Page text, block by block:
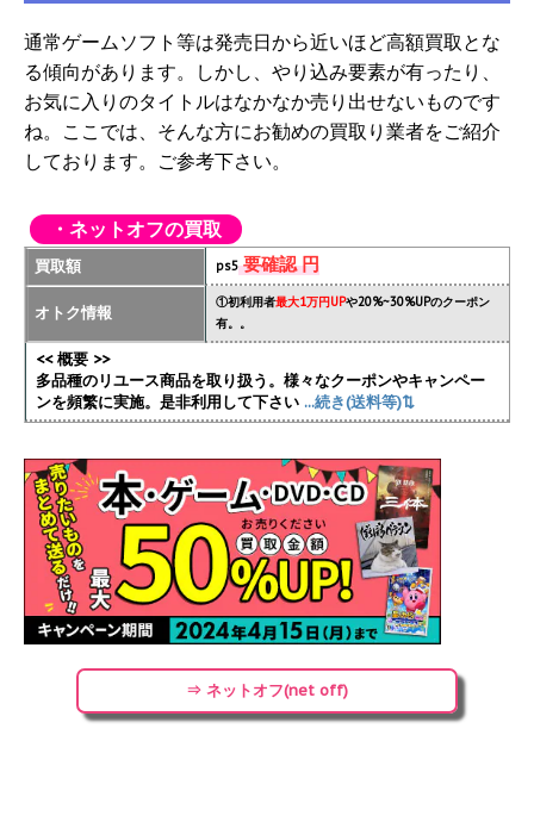
通常ゲームソフト等は発売日から近いほど高額買取とな
る傾向があります。しかし、やり込み要素が有ったり、
お気に入りのタイトルはなかなか売り出せないものです
ね。ここでは、そんな方にお勧めの買取り業者をご紹介
しております。ご参考下さい。
・ネットオフの買取
買取額 ps5要確認 円
オトク情報
①初利用者最大1万円UPや20%~30%UPのクーポン
有。。
<< 概要 >>
多品種のリユース商品を取り扱う。様々なクーポンやキャンペー
ンを頻繁に実施。是非利用して下さい ...続き(送料等)⇅
⇒ ネットオフ(net off)